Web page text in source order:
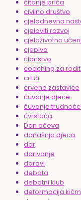
čitanje priča
civilno društvo
cjelodnevna
cjeloviti razvoj
cjeloživotno
cjepivo
članstvo
coaching za
crtići
crvene zastavice
čuvanje djece
čuvanje trudnoće
čvrstoća
Dan očeva
današnja djeca
dar
darivanje
darovi
debata
debatni klub
deformacija